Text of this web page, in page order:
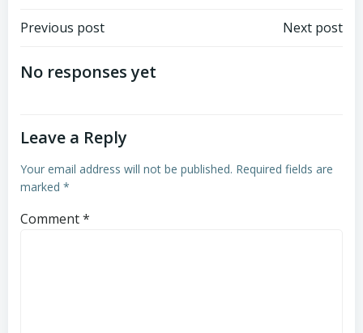
Post
navigation
Previous post Next post
No responses yet
Leave a Reply
Your email address will not be published. Required fields are
marked *
Comment*